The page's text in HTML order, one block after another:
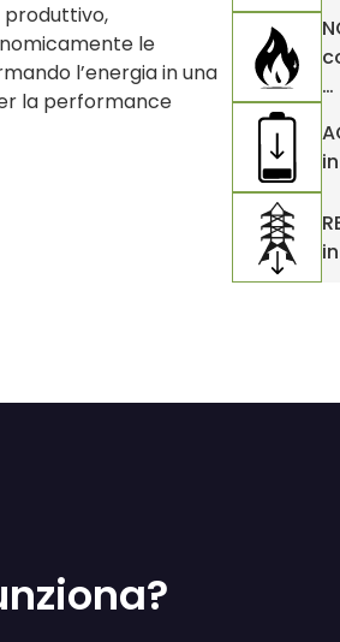
le
l’energia in una
la performance
…